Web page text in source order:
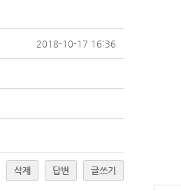
2018-10-17 16:36
삭제 답변 글쓰기